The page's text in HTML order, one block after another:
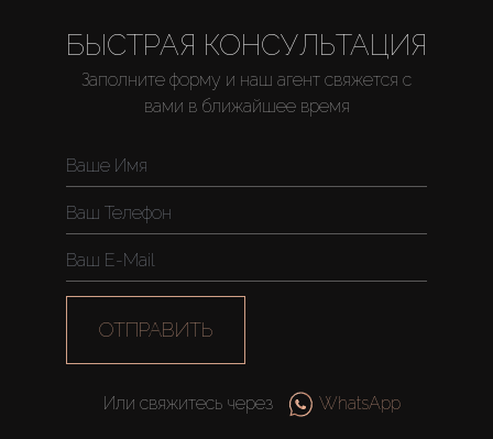
Аренда
БЫСТРАЯ КОНСУЛЬТАЦИЯ
Заполните форму и наш агент свяжется с
вами в ближайшее время
ОТПРАВИТЬ
Или свяжитесь через WhatsApp